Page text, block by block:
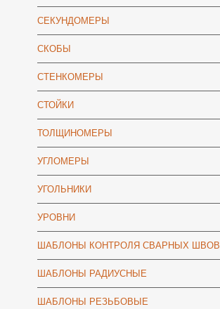
СЕКУНДОМЕРЫ
СКОБЫ
СТЕНКОМЕРЫ
СТОЙКИ
ТОЛЩИНОМЕРЫ
УГЛОМЕРЫ
УГОЛЬНИКИ
УРОВНИ
ШАБЛОНЫ КОНТРОЛЯ СВАРНЫХ ШВОВ
ШАБЛОНЫ РАДИУСНЫЕ
ШАБЛОНЫ РЕЗЬБОВЫЕ